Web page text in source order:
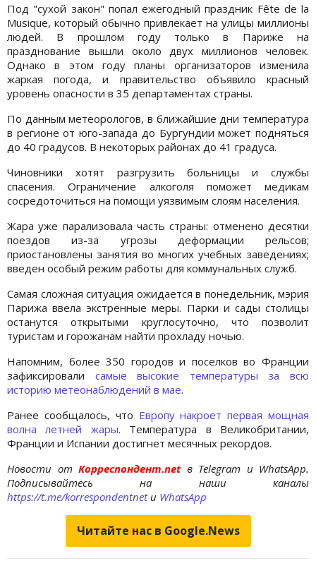
Под "сухой закон" попал ежегодный праздник Fête de la
Musique, который обычно привлекает на улицы миллионы
людей. В прошлом году только в Париже на
празднование вышли около двух миллионов человек.
Однако в этом году планы организаторов изменила
жаркая погода, и правительство объявило красный
уровень опасности в 35 департаментах страны.
По данным метеорологов, в ближайшие дни температура
в регионе от юго-запада до Бургундии может подняться
до 40 градусов. В некоторых районах до 41 градуса.
Чиновники хотят разгрузить больницы и службы
спасения. Ограничение алкоголя поможет медикам
сосредоточиться на помощи уязвимым слоям населения.
Жара уже парализовала часть страны: отменено десятки
поездов из-за угрозы деформации рельсов;
приостановлены занятия во многих учебных заведениях;
введен особый режим работы для коммунальных служб.
Самая сложная ситуация ожидается в понедельник, мэрия
Парижа ввела экстренные меры. Парки и сады столицы
останутся открытыми круглосуточно, что позволит
туристам и горожанам найти прохладу ночью.
Напомним, более 350 городов и поселков во Франции
зафиксировали самые высокие температуры за всю
историю метеонаблюдений в мае.
Ранее сообщалось, что Европу накроет первая мощная
волна летней жары. Температура в Великобритании,
Франции и Испании достигнет месячных рекордов.
Новости отКорреспондент.net в Telegram и WhatsApp.
Подписывайтесь на наши каналы
https://t.me/korrespondentnetи WhatsApp
Читайте нас в Google.News